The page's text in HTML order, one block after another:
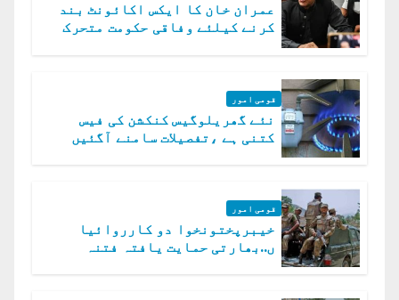
عمران خان کا ایکس اکائونٹ بند
کرنے کیلئے وفاقی حکومت متحرک
قومی امور
نئے گھریلوگیس کنکشن کی فیس
کتنی ہے ،تفصیلات سامنے آگئیں
قومی امور
خیبرپختونخوا دو کارروائیا
ں..بھارتی حمایت یافتہ فتنہ